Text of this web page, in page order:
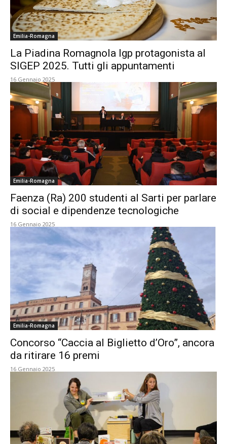
Emilia-Romagna
La Piadina Romagnola Igp protagonista al
SIGEP 2025. Tutti gli appuntamenti
16 Gennaio 2025
Emilia-Romagna
Faenza (Ra) 200 studenti al Sarti per parlare
di social e dipendenze tecnologiche
16 Gennaio 2025
Emilia-Romagna
Concorso “Caccia al Biglietto d’Oro”, ancora
da ritirare 16 premi
16 Gennaio 2025